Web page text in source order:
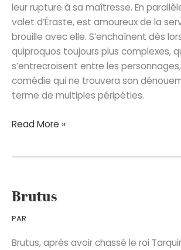
leur rupture à sa maîtresse. En
valet d’Éraste, est amoureux de la
brouille avec elle. S’enchaînent dès
quiproquos toujours plus complexes,
s’entrecroisent entre les
comédie qui ne trouvera son
terme de multiples péripéties.
Le
Read More »
Brutus
PAR
Brutus, après avoir chassé le roi